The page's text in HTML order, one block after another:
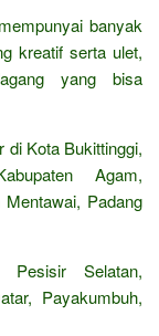
banyak
kreatif serta ulet,
yang bisa
di Kota Bukittinggi,
Agam,
Padang
Pesisir Selatan,
Payakumbuh,